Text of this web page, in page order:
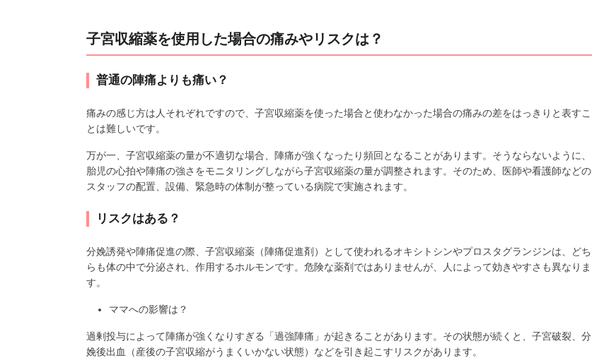
子宮収縮薬を使用した場合の痛みやリスクは？
普通の陣痛よりも痛い？
痛みの感じ方は人それぞれですので、子宮収縮薬を使った場合と使わなかった場合の痛みの差をはっきりと表すこ
とは難しいです。
万が一、子宮収縮薬の量が不適切な場合、陣痛が強くなったり頻回となることがあります。そうならないように、
胎児の心拍や陣痛の強さをモニタリングしながら子宮収縮薬の量が調整されます。そのため、医師や看護師などの
スタッフの配置、設備、緊急時の体制が整っている病院で実施されます。
リスクはある？
分娩誘発や陣痛促進の際、子宮収縮薬（陣痛促進剤）として使われるオキシトシンやプロスタグランジンは、どち
らも体の中で分泌され、作用するホルモンです。危険な薬剤ではありませんが、人によって効きやすさも異なりま
す。
ママへの影響は？
過剰投与によって陣痛が強くなりすぎる「過強陣痛」が起きることがあります。その状態が続くと、子宮破裂、分
娩後出血（産後の子宮収縮がうまくいかない状態）などを引き起こすリスクがあります。